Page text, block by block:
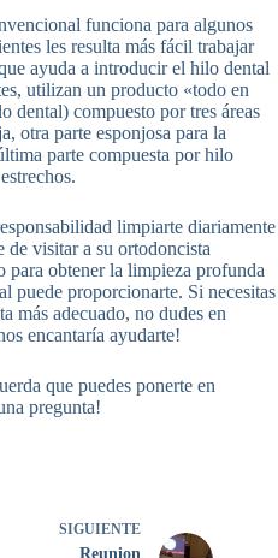
funciona para algunos
les resulta más fácil trabajar
ayuda a introducir el hilo dental
utilizan un producto «todo en
dental) compuesto por tres áreas
otra parte esponjosa para la
parte compuesta por hilo
limpiarte diariamente
de visitar a su ortodoncista
para obtener la limpieza profunda
puede proporcionarte. Si necesitas
más adecuado, no dudes en
encantaría ayudarte!
que puedes ponerte en
pregunta!
SIGUIENTE
Reunion